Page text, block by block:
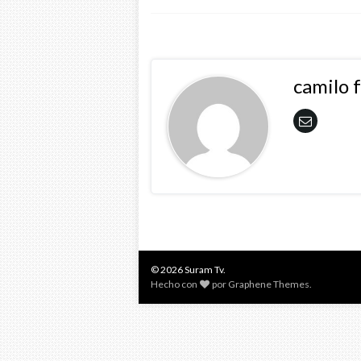
camilo
© 2026 Suram Tv.
Hecho con
por Graphene Themes.